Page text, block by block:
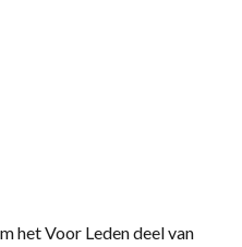
het Voor Leden deel van